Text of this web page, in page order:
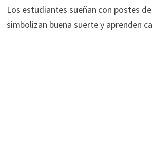
Los estudiantes sueñan con postes
simbolizan buena suerte y aprenden